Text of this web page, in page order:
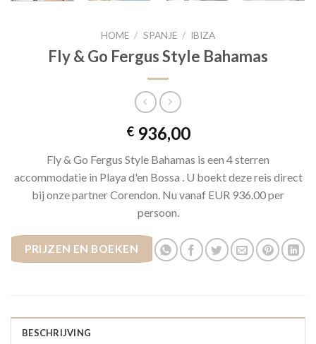
HOME / SPANJE / IBIZA
Fly & Go Fergus Style Bahamas
€936,00
Fly & Go Fergus Style Bahamas is een 4 sterren
accommodatie in Playa d'en Bossa . U boekt deze reis direct
bij onze partner Corendon. Nu vanaf EUR 936.00 per
persoon.
PRIJZEN EN BOEKEN
BESCHRIJVING